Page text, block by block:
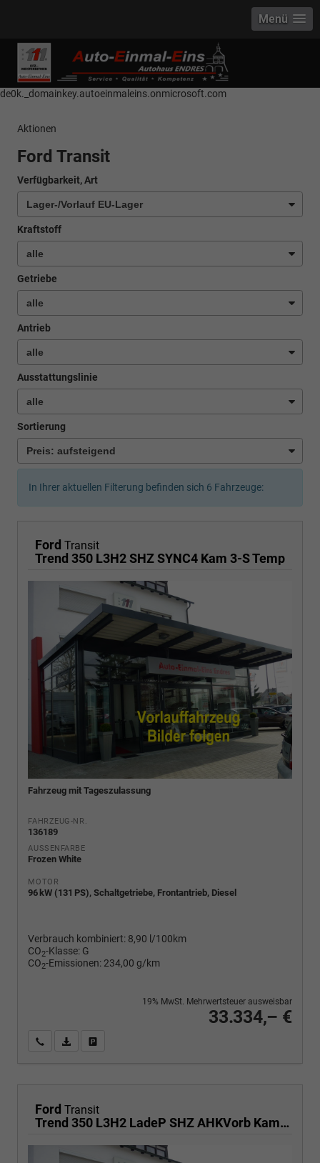
------------ Host Name : selector1._domainkey Points to address or value:
selector1-aee-de0k._domainkey.autoeinmaleins.onmicrosoft.com Host
Name : selector2._domainkey Points to address or value: selector2-aee-
de0k._domainkey.autoeinmaleins.onmicrosoft.com
Menü
Aktionen
Ford Transit
Verfügbarkeit, Art
Kraftstoff
Getriebe
Antrieb
Ausstattungslinie
Sortierung
In Ihrer aktuellen Filterung befinden sich 6 Fahrzeuge:
Ford Transit
Trend 350 L3H2 SHZ SYNC4 Kam 3-S Temp
Fahrzeug mit Tageszulassung
FAHRZEUG-NR.
136189
AUSSENFARBE
Frozen White
MOTOR
96 kW (131 PS), Schaltgetriebe, Frontantrieb, Diesel
Verbrauch kombiniert: 8,90 l/100km
CO2-Klasse: G
CO2-Emissionen: 234,00 g/km
33.334,– €
19% MwSt. Mehrwertsteuer ausweisbar
Wir rufen Sie anPDF-Fahrzeugexposé drucken
Ford Transit
Trend 350 L3H2 LadeP SHZ AHKVorb Kam 3-S